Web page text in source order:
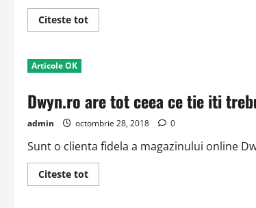
Citeste totRead
more
Articole OK
Dwyn.ro are tot ceea ce tie iti
admin octombrie 28, 2018 0
Sunt o clienta fidela a magazinului online
Citeste totRead
more